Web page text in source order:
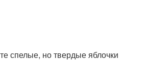
спелые, но твердые яблочки